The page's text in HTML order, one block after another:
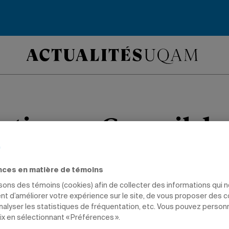
au Conseil du
alimentaire
joint à ce conseil visant à mettre en
favorable à une saine alimentation.
en matière de témoins
des témoins (cookies) afin de collecter des informations qui
d’améliorer votre expérience sur le site, de vous proposer des
les statistiques de fréquentation, etc. Vous pouvez
en sélectionnant « Préférences ».